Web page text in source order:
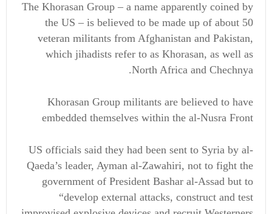
The Khorasan Group – a name apparently coined by
the US – is believed to be made up of about 50
veteran militants from Afghanistan and Pakistan,
which jihadists refer to as Khorasan, as well as
North Africa and Chechnya.
Khorasan Group militants are believed to have
embedded themselves within the al-Nusra Front
US officials said they had been sent to Syria by al-
Qaeda’s leader, Ayman al-Zawahiri, not to fight the
government of President Bashar al-Assad but to
“develop external attacks, construct and test